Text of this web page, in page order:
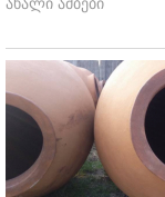
ახალი ამბები